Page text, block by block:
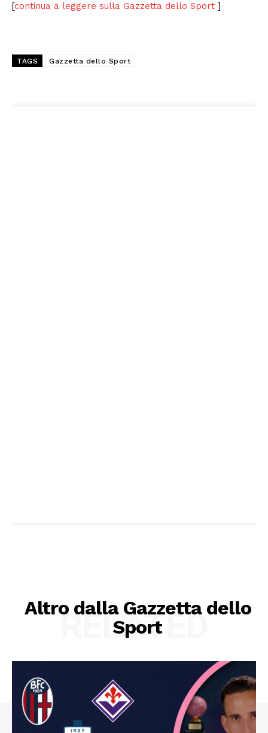
[continua a leggere sulla Gazzetta dello Sport ]
TAGS Gazzetta dello Sport
Altro dalla Gazzetta dello
Sport
RELATED